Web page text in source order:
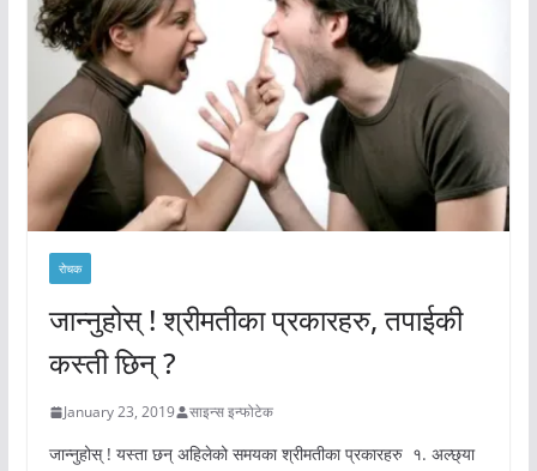
रोचक
जान्नुहोस् ! श्रीमतीका प्रकारहरु, तपाईकी
कस्ती छिन् ?
January 23, 2019 साइन्स इन्फोटेक
जान्नुहोस् ! यस्ता छन् अहिलेको समयका श्रीमतीका प्रकारहरु १. अल्छ्या